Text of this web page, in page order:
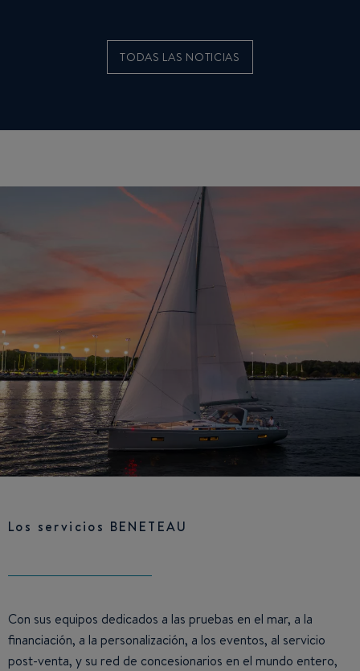
TODAS LAS NOTICIAS
Los servicios BENETEAU
Con sus equipos dedicados a las pruebas en el mar, a la
financiación, a la personalización, a los eventos, al servicio
post-venta, y su red de concesionarios en el mundo entero,